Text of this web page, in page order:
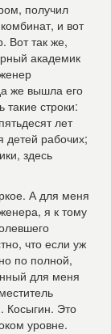
получил
и вот
Вот так же,
академик
же вышла его
такие строки:
лет
детей рабочих;
здесь
А для меня
я к тому
что если уж
по полной,
для меня
Косыгин. Это
уровне.